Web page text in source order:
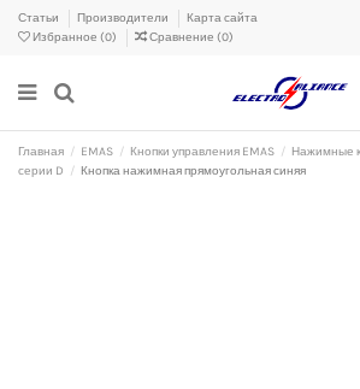
Статьи Производители
Карта сайта
Избранное (0) Сравнение (0)
Главная EMAS Кнопки управления EMAS
Нажимные
серии D
Кнопка нажимная прямоугольная синяя